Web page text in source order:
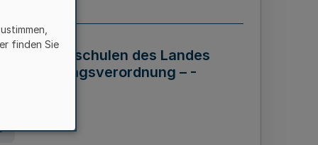
der Hochschulen des Landes
– -
finden Sie